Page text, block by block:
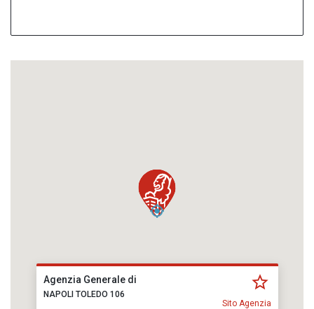
Agenzia Generale di
NAPOLI TOLEDO 106
Sito Agenzia